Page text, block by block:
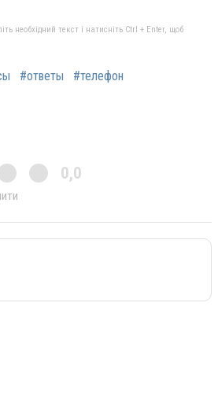
необхідний текст і натисніть Ctrl + Enter, щоб
#ответы #телефон
0,0